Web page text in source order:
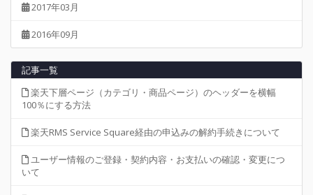
2017年03月
2016年09月
記事一覧
楽天下層ページ（カテゴリ・商品ページ）のヘッダーを横幅
100％にする方法
楽天RMS Service Square経由の申込みの解約手続きについて
ユーザー情報のご登録・契約内容・お支払いの確認・変更につ
いて